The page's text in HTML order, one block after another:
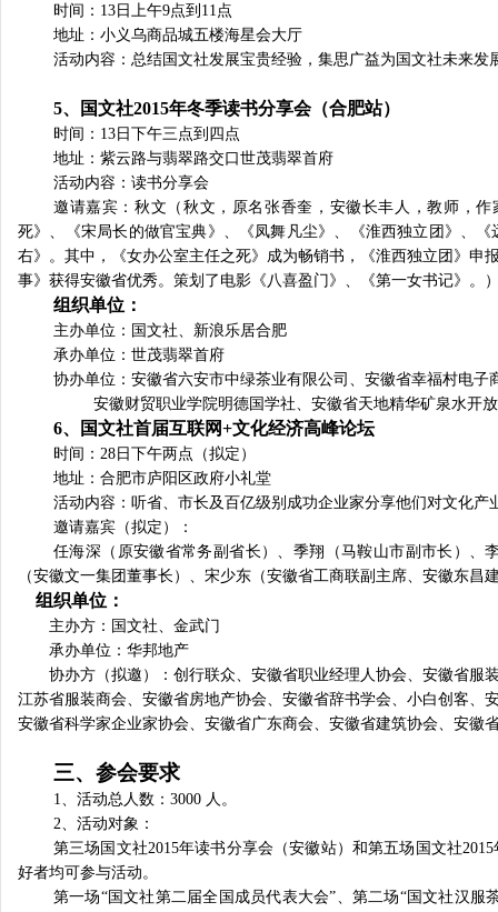
时间： 13 日上午9点到 11点
地址： 小义乌商品城五楼海星会大厅
活动内容：总结国文社发展宝贵经验，集思广益为国文社未来发
5、国文社2015年冬季读书分享会（合肥站）
时间： 13 日下午三点到四点
地址：紫云路与翡翠路交口世茂翡翠首府
活动内容：读书分享会
邀请嘉宾：秋文（秋文，原名张香奎，安徽长丰人，教师，
死》、《宋局长的做官宝典》、《凤舞凡尘》、《淮西独立团》、
右》。其中，《女办公室主任之死》成为畅销书，《淮西独立团》
事》获得安徽省优秀。策划了电影《八喜盈门》、《第一女书记》。
组织单位：
主办单位：国文社、新浪乐居合肥
承办单位：世茂翡翠首府
协办单位：安徽省六安市中绿茶业有限公司、安徽省幸福村电子
安徽财贸职业学院明德国学社、安徽省天地精华矿泉水开
6、国文社首届互联网+文化经济高峰论坛
时间： 28 日下午两点（拟定）
地址：合肥市庐阳区政府小礼堂
活动内容：听省、市长及百亿级别成功企业家分享他们对文化产
邀请嘉宾（拟定）：
任海深（原安徽省常务副省长）、季翔（马鞍山市副市长）、
（安徽文一集团董事长）、宋少东（安徽省工商联副主席、安徽东
组织单位：
主办方：国文社、金武门
承办单位：华邦地产
协办方（拟邀）：创行联众、安徽省职业经理人协会、安徽省服
江苏省服装商会、安徽省房地产协会、安徽省辞书学会、小白创客
安徽省科学家企业家协会、安徽省广东商会、安徽省建筑协会、安徽
三、参会要求
1、活动总人数： 3000 人。
2、活动对象：
第三场国文社2015年读书分享会（安徽站）和第五场国文社2015
好者均可参与活动。
第一场“国文社第二届全国成员代表大会”、第二场“国文社汉